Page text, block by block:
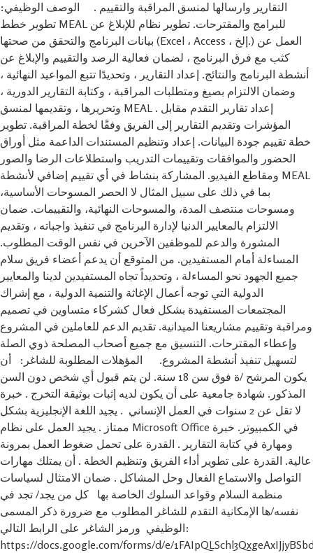
التقارير وارسالها لمنسق المراقبة والتقييم . الوصف الوظيفي:
تطوير خطط MEAL للبرامج والمقترحات. تطوير نظام للإبلاغ عن
بيانات البرنامج والتحقق من صحتها (Excel ، Access ، إلخ.) العمل عن
كثب مع فرق البرنامج ، لضمان فعالية الرصد والتقييم والإبلاغ عن
أنشطة البرنامج والنتائج. إعداد التقارير ، وتحديدًا تتبع المواعيد النهائية ،
وضمان الالتزام بصيغ ومتطلبات المراقبة ، وكتابة التقارير الدورية ،
وتحريرها ، وتقديمها لمنسق MEAL . إعداد تقارير التقدم مقابل
المؤشرات وتقديم التقارير إلى الفريق وفقًا لخطة المراقبة. تطوير
خطة تقييم جودة البيانات. إعداد وتنظيم المستندات الداعمة مثل أوراق
الحضور والموافقات وتقييمات التدريب واستطلاعات الرضا والصور
ومقاطع الفيديو. المشاركة بنشاط في أي تقييم إضافي لأنشطة MEAL
بما في ذلك على سبيل المثال لا الحصر المسوحات الأساسية،
ومسوحات منتصف المدة، والمسوحات النهائية، والتقييمات. ضمان
الالتزام بالمعايير الدنيا لإدارة البرنامج في تنفيذ واجباته ، وتقديم
المشورة والدعم للموظفين الآخرين في نفس الوقت المطلوب.
المساءلة أمام المستفيدين. من المتوقع أن يدعم أعضاء فريق سلام
جميع الجهود نحو المساءلة ، وتحديداً تجاه المستفيدين لدينا والمعايير
الدولية التي توجه أعمال الإغاثة والتنمية الدولية ، مع إشراك
المجتمعات المستفيدة بشكل فعال كشركاء متساوين في تصميم
ومراقبة وتقييم مشاريعنا الميدانية. تقديم الدعم للعاملين في المشروع
وإعطاء المقترحات. التنسيق مع جميع أصحاب المصلحة ذوي الصلة
لتسهيل تنفيذ أنشطة المشروع. المؤهلات المطلوبة للشاغر: أن
يكون المرشح /ة فوق سن 18 سنة. لن يتم قبول أي شخص دون السن
المذكور. شهادة جامعية على أن يكون لديه إثبات بوثيقة التخرج . خبرة
لا تقل عن 2 سنوات في العمل الإنساني . يجيد اللغة الإنجليزية بشكل
ممتاز . يجيد العمل على نظام Microsoft Office في الكمبيوتر. خبرة
ومهارة في كتابة التقارير . القدرة على تحمل ضغوط العمل بمرونة
عالية. القدرة على تطوير أداء الفريق وتنظيم الخطة . أن يمتلك مهارات
التواصل والاستماع الفعال وحل المشاكل . ضمان الامتثال لسياسات
منظمة السلام وقواعد السلوك الخاصة بها كل من يجد/ تجد في
نفسه/ها الإمكانية التقدم للشاغر المطلوب مع ضرورة ذكر المسمى
الوظيفي ورمز الشاغر على الرابط التالي:
https://docs.google.com/forms/d/e/